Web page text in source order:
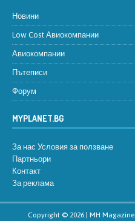
Новини
Low Cost Авиокомпании
Авиокомпании
Пътеписи
Форум
MYPLANET.BG
За нас Условия за ползване
Партньори
Контакт
За реклама
Copyright © 2026 | MH